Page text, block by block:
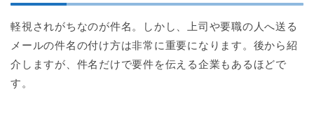
軽視されがちなのが件名。しかし、上司や要職の人へ送る
メールの件名の付け方は非常に重要になります。後から紹
介しますが、件名だけで要件を伝える企業もあるほどで
す。